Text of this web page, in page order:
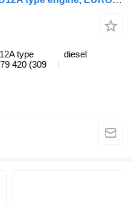
type
420 (309
diesel